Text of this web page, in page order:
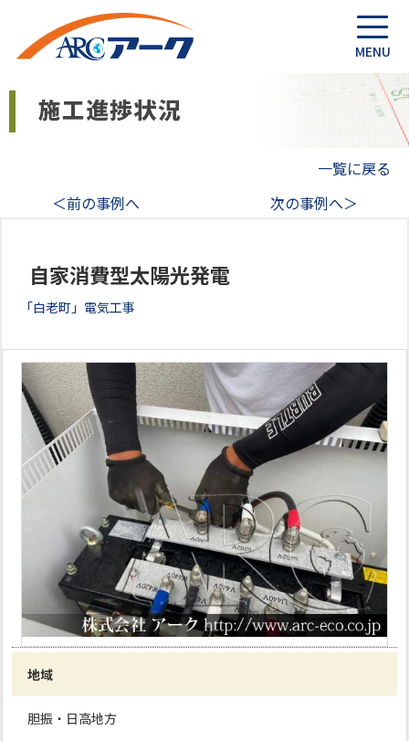
一覧に戻る
＜前の事例へ
次の事例へ＞
自家消費型太陽光発電
「白老町」電気工事
地域
胆振・日高地方